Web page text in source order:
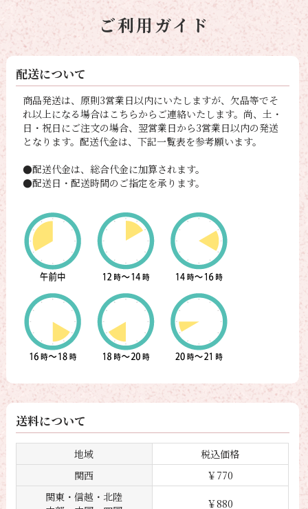
ご利用ガイド
配送について
商品発送は、原則3営業日以内にいたしますが、欠品等でそ
れ以上になる場合はこちらからご連絡いたします。尚、土・
日・祝日にご注文の場合、翌営業日から3営業日以内の発送
となります。配送代金は、下記一覧表を参考願います。
●配送代金は、総合代金に加算されます。
●配送日・配送時間のご指定を承ります。
送料について
地域
税込価格
関西
￥770
関東・信越・北陸
￥880